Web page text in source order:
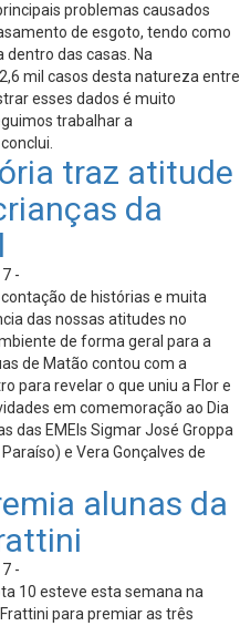
problemas causados
de esgoto, tendo como
das casas. Na
mil casos desta natureza entre
esses dados é muito
trabalhar a
traz atitude
da
-
contação de histórias e muita
das nossas atitudes no
de forma geral para a
de Matão contou com a
para revelar o que uniu a Flor e
em comemoração ao Dia
das EMEIs Sigmar José Groppa
e Vera Gonçalves de
alunas da
-
10 esteve esta semana na
para premiar as três